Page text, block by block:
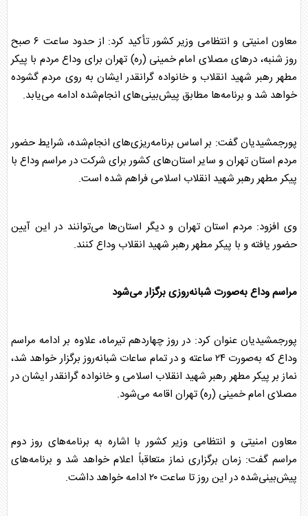
معاون امنیتی و انتظامی وزیر کشور تأکید کرد: از حدود ساعت ۶ صبح
روز شنبه، درهای مصلای امام خمینی (ره) تهران برای وداع مردم با پیکر
مطهر رهبر شهید انقلاب و خانواده گرانقدر ایشان به روی مردم گشوده
خواهد شد و برنامه‌ها مطابق پیش‌بینی‌های انجام‌شده ادامه می‌یابد.
پورجمشیدیان گفت: بر اساس برنامه‌ریزی‌های انجام‌شده، شرایط حضور
مردم استان تهران و سایر استان‌های کشور برای شرکت در مراسم وداع با
پیکر مطهررهبر شهید انقلاب اسلامی فراهم شده است.
وی افزود: مردم استان تهران و دیگر استان‌ها می‌توانند در این آیین
حضور یافته و با پیکر مطهر رهبر شهید انقلاب وداع کنند.
مراسم وداع به‌صورت شبانه‌روزی برگزار می‌شود
پورجمشیدیان عنوان کرد: در روز چهاردهم تیرماه، علاوه بر ادامه مراسم
وداع که به‌صورت ۲۴ ساعته و در تمام ساعات شبانه‌روز برگزار خواهد شد،
نماز بر پیکر مطهر رهبر شهید انقلاب اسلامی و خانواده گرانقدر ایشان در
مصلای امام خمینی (ره) تهران اقامه می‌شود.
معاون امنیتی و انتظامی وزیر کشور با اشاره به برنامه‌های روز دوم
مراسم گفت: زمان برگزاری نماز متعاقباً اعلام خواهد شد و برنامه‌های
پیش‌بینی‌شده در این روز تا ساعت ۲۰ ادامه خواهد داشت.